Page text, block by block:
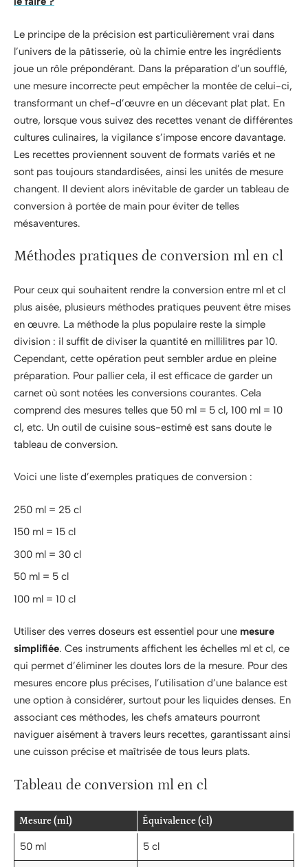
Le principe de la précision est particulièrement vrai dans
l’univers de la pâtisserie, où la chimie entre les ingrédients
joue un rôle prépondérant. Dans la préparation d’un soufflé,
une mesure incorrecte peut empêcher la montée de celui-ci,
transformant un chef-d’œuvre en un décevant plat plat. En
outre, lorsque vous suivez des recettes venant de différentes
cultures culinaires, la vigilance s’impose encore davantage.
Les recettes proviennent souvent de formats variés et ne
sont pas toujours standardisées, ainsi les unités de mesure
changent. Il devient alors inévitable de garder un tableau de
conversion à portée de main pour éviter de telles
mésaventures.
Méthodes pratiques de conversion ml en cl
Pour ceux qui souhaitent rendre la conversion entre ml et cl
plus aisée, plusieurs méthodes pratiques peuvent être mises
en œuvre. La méthode la plus populaire reste la simple
division : il suffit de diviser la quantité en millilitres par 10.
Cependant, cette opération peut sembler ardue en pleine
préparation. Pour pallier cela, il est efficace de garder un
carnet où sont notées les conversions courantes. Cela
comprend des mesures telles que 50 ml = 5 cl, 100 ml = 10
cl, etc. Un outil de cuisine sous-estimé est sans doute le
tableau de conversion.
Voici une liste d’exemples pratiques de conversion :
250 ml = 25 cl
150 ml = 15 cl
300 ml = 30 cl
50 ml = 5 cl
100 ml = 10 cl
Utiliser des verres doseurs est essentiel pour une mesure
simplifiée. Ces instruments affichent les échelles ml et cl, ce
qui permet d’éliminer les doutes lors de la mesure. Pour des
mesures encore plus précises, l’utilisation d’une balance est
une option à considérer, surtout pour les liquides denses. En
associant ces méthodes, les chefs amateurs pourront
naviguer aisément à travers leurs recettes, garantissant ainsi
une cuisson précise et maîtrisée de tous leurs plats.
Tableau de conversion ml en cl
Mesure (ml) Équivalence (cl)
50 ml 5 cl